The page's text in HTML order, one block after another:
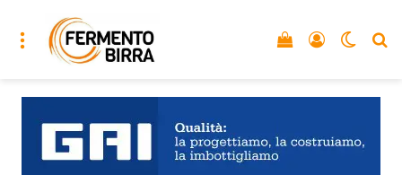
Menu Accedi
Vedi il carrello